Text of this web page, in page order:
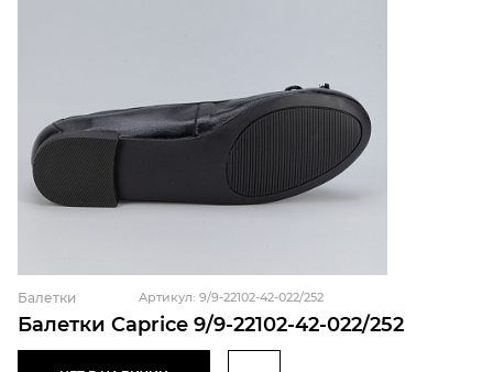
Балетки Caprice 9/9-22102-42-022/252
Балетки Артикул: 9/9-22102-42-022/252